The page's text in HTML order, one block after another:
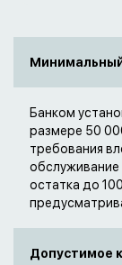
Банком
размере 50
требования
обслуживание
остатка до
Допустимое